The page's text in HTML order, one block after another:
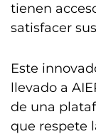
tienen
satisfacer
Este
llevado a
de una
que respete